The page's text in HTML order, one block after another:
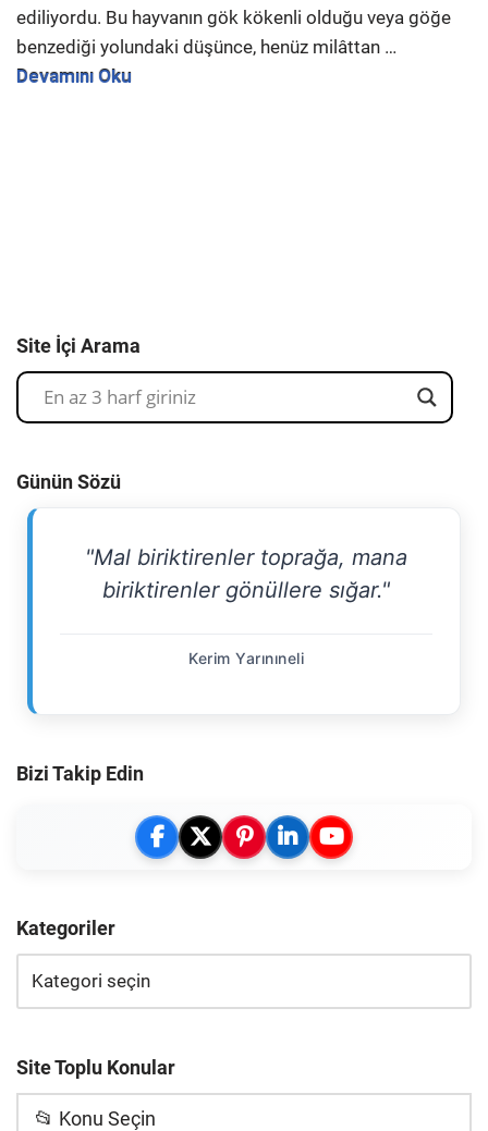
ediliyordu. Bu hayvanın gök kökenli olduğu veya göğe
benzediği yolundaki düşünce, henüz milâttan …
Devamını Oku
Site İçi Arama
Günün Sözü
"Mal biriktirenler toprağa, mana
biriktirenler gönüllere sığar."
Kerim Yarınıneli
Bizi Takip Edin
Kategoriler
Site Toplu Konular
📂 Konu Seçin